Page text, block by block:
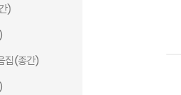
)
집(종간)